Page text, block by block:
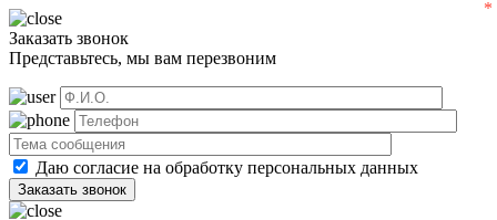
Заказать звонок
Представьтесь, мы вам перезвоним
Даю согласие на обработку персональных данных